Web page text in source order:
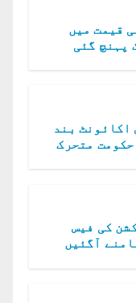
قیمت میں
اکائونٹ بند
متحرک
کی فیس
آگئیں